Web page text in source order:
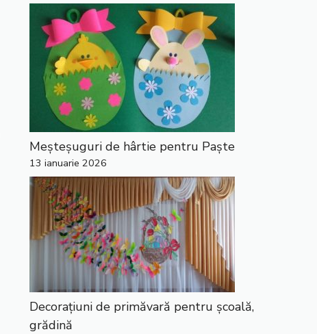
Meșteșuguri de hârtie pentru Paște
13 ianuarie 2026
Decorațiuni de primăvară pentru școală,
grădină